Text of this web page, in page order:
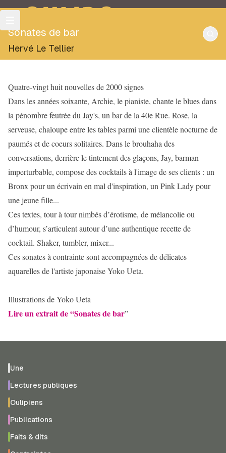
OULIPO
Sonates de bar
Hervé Le Tellier
Quatre-vingt huit nouvelles de 2000 signes
Dans les années soixante, Archie, le pianiste, chante le blues dans
la pénombre feutrée du Jay's, un bar de la 40e Rue. Rose, la
serveuse, chaloupe entre les tables parmi une clientèle nocturne de
paumés et de coeurs solitaires. Dans le brouhaha des
conversations, derrière le tintement des glaçons, Jay, barman
imperturbable, compose des cocktails à l'image de ses clients : un
Bronx pour un écrivain en mal d'inspiration, un Pink Lady pour
une jeune fille...
Ces textes, tour à tour nimbés d’érotisme, de mélancolie ou
d’humour, s’articulent autour d’une authentique recette de
cocktail. Shaker, tumbler, mixer...
Ces sonates à contrainte sont accompagnées de délicates
aquarelles de l'artiste japonaise Yoko Ueta.
Illustrations de Yoko Ueta
Lire un extrait de “Sonates de bar”
Une
Lectures publiques
Oulipiens
Publications
Faits & dits